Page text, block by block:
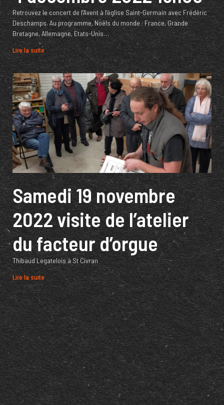
Retrouvez le concert de l’Avent à l’église Saint-Germain avec Frédéric
Deschamps. Au programme, Noëls du monde : France, Grande
Bretagne, Allemagne, Etats-Unis…
Lire la suite
Samedi 19 novembre
2022 visite de l’atelier
du facteur d’orgue
Thibaud Legatelois à St Civran
Lire la suite